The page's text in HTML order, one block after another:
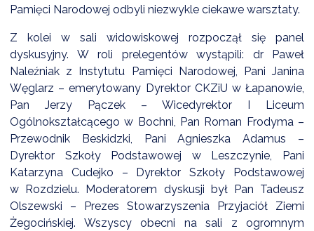
Pamięci Narodowej odbyli niezwykle ciekawe warsztaty.
Z kolei w sali widowiskowej rozpoczął się panel
dyskusyjny. W roli prelegentów wystąpili: dr Paweł
Naleźniak z Instytutu Pamięci Narodowej, Pani Janina
Węglarz – emerytowany Dyrektor CKZiU w Łapanowie,
Pan Jerzy Pączek – Wicedyrektor I Liceum
Ogólnokształcącego w Bochni, Pan Roman Frodyma –
Przewodnik Beskidzki, Pani Agnieszka Adamus –
Dyrektor Szkoły Podstawowej w Leszczynie, Pani
Katarzyna Cudejko – Dyrektor Szkoły Podstawowej
w Rozdzielu. Moderatorem dyskusji był Pan Tadeusz
Olszewski – Prezes Stowarzyszenia Przyjaciół Ziemi
Żegocińskiej. Wszyscy obecni na sali z ogromnym